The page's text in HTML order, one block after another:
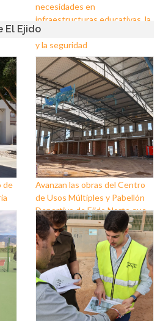
necesidades en
infraestructuras educativas, la
puesta a punto de los centros
y la seguridad
El Ejido
de
Avanzan las obras del Centro
de Usos Múltiples y Pabellón
Deportivo de Ejido Norte que
están construyendo
Ayuntamiento y Diputación